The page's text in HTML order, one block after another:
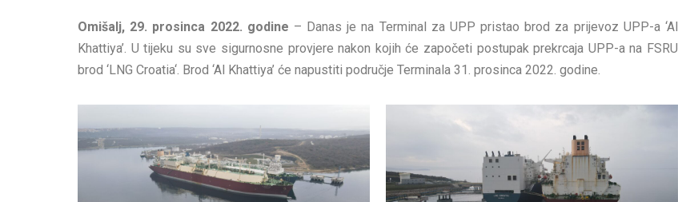
Omišalj, 29. prosinca 2022. godine – Danas je na Terminal za UPP pristao brod za prijevoz UPP-a ‘Al
Khattiya’. U tijeku su sve sigurnosne provjere nakon kojih će započeti postupak prekrcaja UPP-a na FSRU
brod ‘LNG Croatia‘. Brod ‘Al Khattiya’ će napustiti područje Terminala 31. prosinca 2022. godine.